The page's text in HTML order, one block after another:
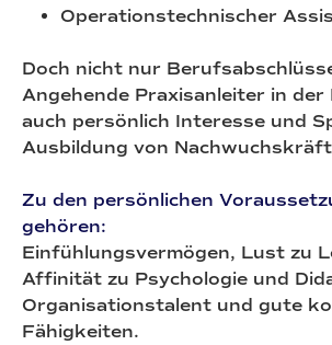
Operationstechnischer
Doch nicht nur
Angehende Praxisanleiter in der
auch persönlich Interesse und
Ausbildung von
Zu den persönlichen
gehören:
Einfühlungsvermögen, Lust zu
Affinität zu Psychologie und
Organisationstalent und gute
Fähigkeiten.